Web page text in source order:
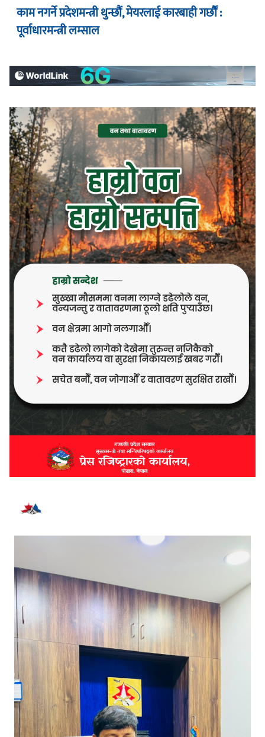
काम नगर्ने प्रदेशमन्त्री थुन्छौं, मेयरलाई कारबाही गर्छौं :
पूर्वाधारमन्त्री लम्साल